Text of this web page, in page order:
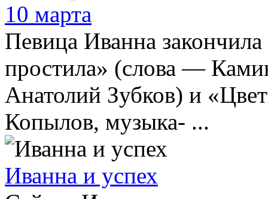
10 марта
Певица Иванна
простила» (слова —
Анатолий Зубков) и
Копылов, музыка- ...
Иванна и успех